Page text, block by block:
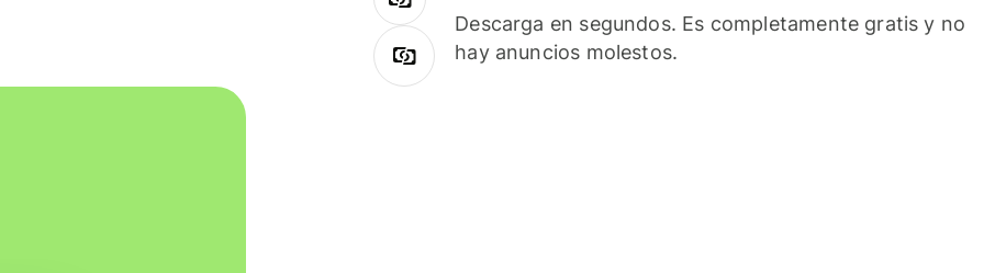
Descarga en segundos. Es completamente gratis y no
hay anuncios molestos.